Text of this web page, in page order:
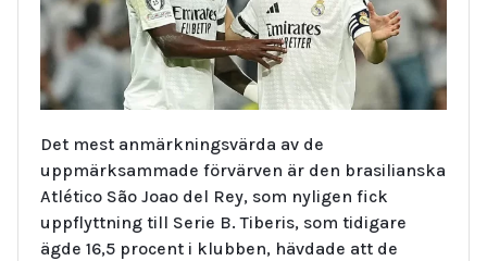
Det mest anmärkningsvärda av de
uppmärksammade förvärven är den brasilianska
Atlético São Joao del Rey, som nyligen fick
uppflyttning till Serie B. Tiberis, som tidigare
ägde 16,5 procent i klubben, hävdade att de